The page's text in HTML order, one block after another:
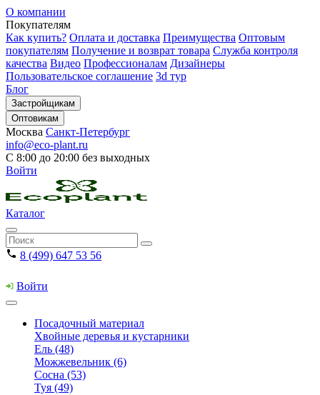
О компании
Покупателям
Как купить? Оплата и доставка Преимущества Оптовым
покупателям Получение и возврат товара Служба контроля
качества Видео Профессионалам Дизайнеры
Пользовательское соглашение 3d тур
Блог
Застройщикам
Оптовикам
Москва Санкт-Петербург
info@eco-plant.ru
С 8:00 до 20:00 без выходных
Войти
Каталог
8 (499) 647 53 56
Войти
Посадочный материал
Хвойные деревья и кустарники
Ель (48)
Можжевельник (6)
Сосна (53)
Туя (49)